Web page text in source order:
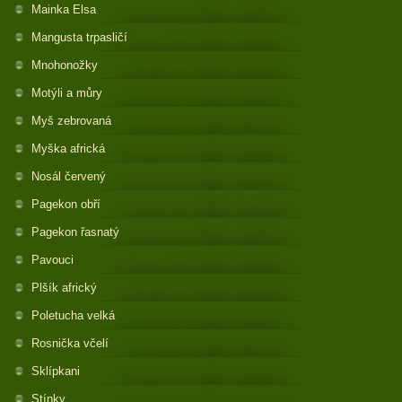
Mainka Elsa
Mangusta trpasličí
Mnohonožky
Motýli a můry
Myš zebrovaná
Myška africká
Nosál červený
Pagekon obří
Pagekon řasnatý
Pavouci
Plšík africký
Poletucha velká
Rosnička včelí
Sklípkani
Stínky